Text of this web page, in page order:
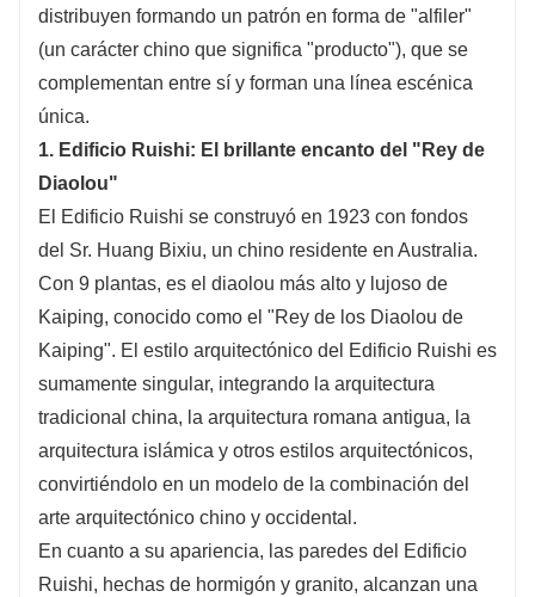
distribuyen formando un patrón en forma de "alfiler"
(un carácter chino que significa "producto"), que se
complementan entre sí y forman una línea escénica
única.
1. Edificio Ruishi: El brillante encanto del "Rey de
Diaolou"
El Edificio Ruishi se construyó en 1923 con fondos
del Sr. Huang Bixiu, un chino residente en Australia.
Con 9 plantas, es el diaolou más alto y lujoso de
Kaiping, conocido como el "Rey de los Diaolou de
Kaiping". El estilo arquitectónico del Edificio Ruishi es
sumamente singular, integrando la arquitectura
tradicional china, la arquitectura romana antigua, la
arquitectura islámica y otros estilos arquitectónicos,
convirtiéndolo en un modelo de la combinación del
arte arquitectónico chino y occidental.
En cuanto a su apariencia, las paredes del Edificio
Ruishi, hechas de hormigón y granito, alcanzan una